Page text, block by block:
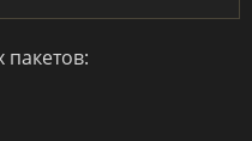
пакетов: